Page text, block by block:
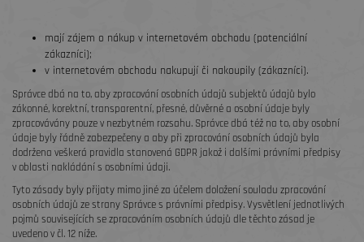
mají zájem o nákup v internetovém obchodu (potenciální
zákazníci);
v internetovém obchodu nakupují či nakoupily (zákazníci).
Správce dbá na to, aby zpracování osobních údajů subjektů údajů bylo
zákonné, korektní, transparentní, přesné, důvěrné a osobní údaje byly
zpracovávány pouze v nezbytném rozsahu. Správce dbá též na to, aby osobní
údaje byly řádně zabezpečeny a aby při zpracování osobních údajů byla
dodržena veškerá pravidla stanovená GDPR jakož i dalšími právními předpisy
v oblasti nakládání s osobními údaji.
Tyto zásady byly přijaty mimo jiné za účelem doložení souladu zpracování
osobních údajů ze strany Správce s právními předpisy. Vysvětlení jednotlivých
pojmů souvisejících se zpracováním osobních údajů dle těchto zásad je
uvedeno v čl. 12 níže.